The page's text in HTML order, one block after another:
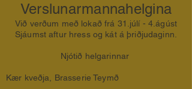
Verslunarmannahelgina
Við verðum með lokað frá 31.júlí - 4.ágúst
Sjáumst aftur hress og kát á þriðjudaginn.
Njótið helgarinnar
Kær kveðja, Brasserie Teymð